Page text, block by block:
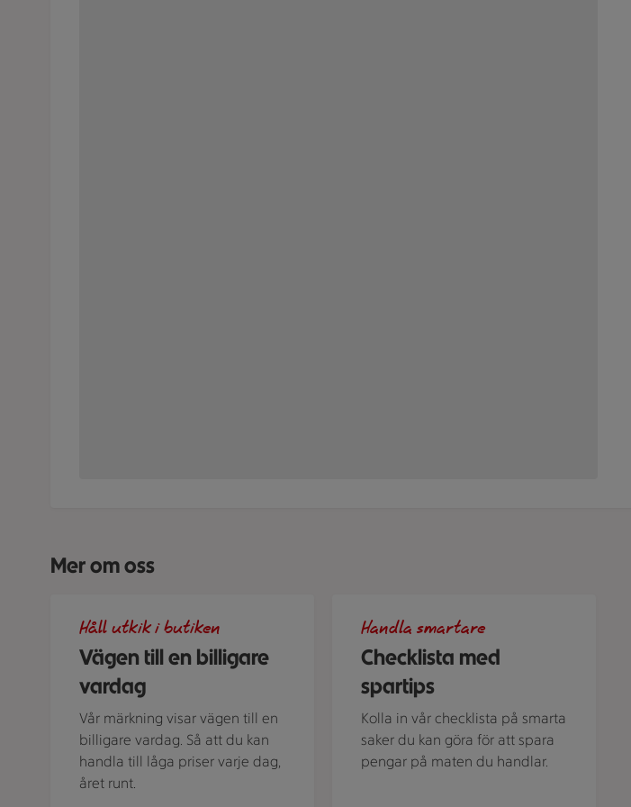
Mer om oss
Vägen till en billigare
vardag
Håll utkik i butiken
Vår märkning visar vägen till en
billigare vardag. Så att du kan
handla till låga priser varje dag,
året runt.
Checklista med
spartips
Handla smartare
Kolla in vår checklista på smarta
saker du kan göra för att spara
pengar på maten du handlar.